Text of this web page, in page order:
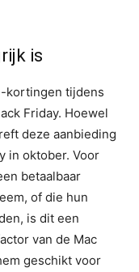
is
kortingen tijdens
Friday. Hoewel
deze aanbieding
in oktober. Voor
betaalbaar
of die hun
is dit een
van de Mac
geschikt voor